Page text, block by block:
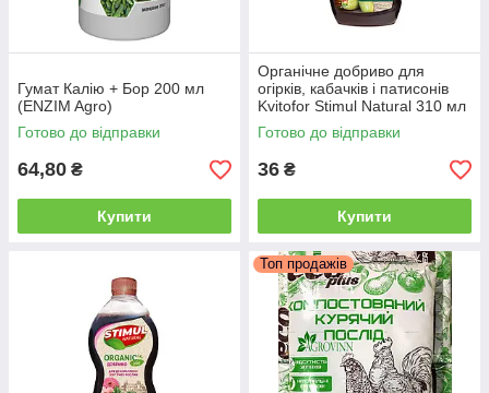
Гумат Калію + Бор 200 мл
(ENZIM Agro)
Готово до відправки
64,80 ₴
Купити
Органічне добриво для
огірків, кабачків і патисонів
Kvitofor Stimul Natural 310 мл
Готово до відправки
36 ₴
Купити
Топ продажів